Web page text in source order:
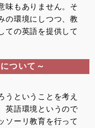
味もありません。そ
の環境にしつつ、教
ての英語を提供して
ついて～
うということを考え
英語環境というので
ソーリ教育を行って